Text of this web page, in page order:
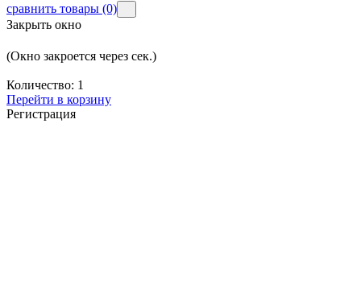
сравнить товары (0)
Закрыть окно
(Окно закроется через сек.)
Количество: 1
Перейти в корзину
Регистрация